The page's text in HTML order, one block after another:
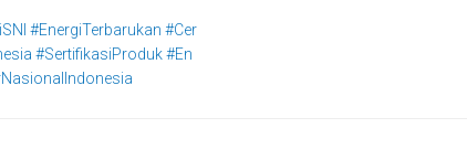
#EnergiTerbarukan #Cer
#SertifikasiProduk #En